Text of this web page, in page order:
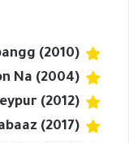
(2010)
Na (2004)
(2012)
(2017)